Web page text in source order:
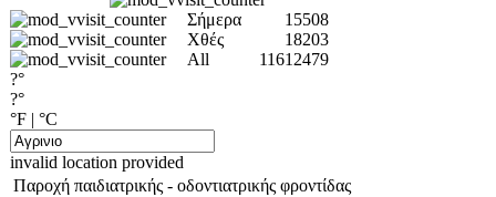
Σήμερα
15508
Χθές
18203
All
11612479
?°
?°
°F | °C
invalid location provided
Παροχή παιδιατρικής - οδοντιατρικής φροντίδας